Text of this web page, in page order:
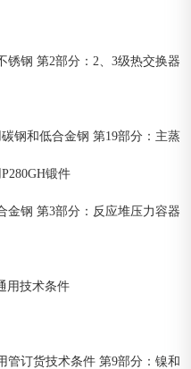
锈钢 第2部分：2、3级热交换器
钢和低合金钢 第19部分：主蒸
锻件
金钢 第3部分：反应堆压力容器
用技术条件
管订货技术条件 第9部分：镍和